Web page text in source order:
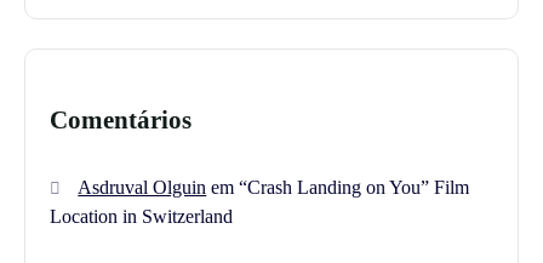
Comentários
Asdruval Olguin em“Crash Landing on You” Film
Location in Switzerland